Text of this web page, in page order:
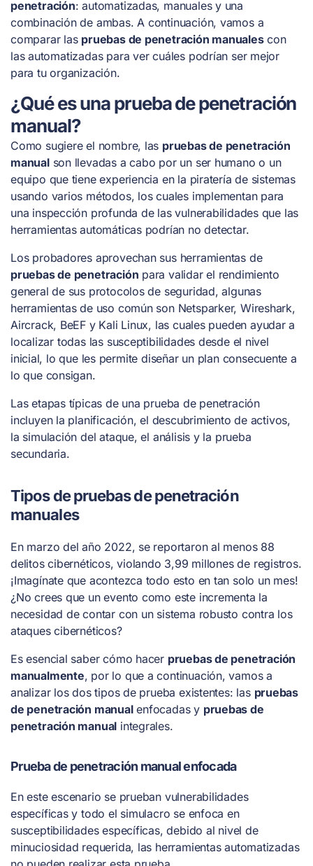
penetración: automatizadas, manuales y una
combinación de ambas. A continuación, vamos a
comparar las pruebas de penetración manualescon
las automatizadas para ver cuáles podrían ser mejor
para tu organización.
¿Qué es una prueba de penetración
manual?
Como sugiere el nombre, las pruebas de penetración
manualson llevadas a cabo por un ser humano o un
equipo que tiene experiencia en la piratería de sistemas
usando varios métodos, los cuales implementan para
una inspección profunda de las vulnerabilidades que las
herramientas automáticas podrían no detectar.
Los probadores aprovechan sus herramientas de
pruebas de penetración para validar el rendimiento
general de sus protocolos de seguridad, algunas
herramientas de uso común son Netsparker, Wireshark,
Aircrack, BeEF y Kali Linux, las cuales pueden ayudar a
localizar todas las susceptibilidades desde el nivel
inicial, lo que les permite diseñar un plan consecuente a
lo que consigan.
Las etapas típicas de una prueba de penetración
incluyen la planificación, el descubrimiento de activos,
la simulación del ataque, el análisis y la prueba
secundaria.
Tipos de pruebas de penetración
manuales
En marzo del año 2022, se reportaron al menos 88
delitos cibernéticos, violando 3,99 millones de registros.
¡Imagínate que acontezca todo esto en tan solo un mes!
¿No crees que un evento como este incrementa la
necesidad de contar con un sistema robusto contra los
ataques cibernéticos?
Es esencial saber cómo hacer pruebas de penetración
manualmente, por lo que a continuación, vamos a
analizar los dos tipos de prueba existentes: las pruebas
de penetración manualenfocadas y pruebas de
penetración manual integrales.
Prueba de penetración manual enfocada
En este escenario se prueban vulnerabilidades
específicas y todo el simulacro se enfoca en
susceptibilidades específicas, debido al nivel de
minuciosidad requerida, las herramientas automatizadas